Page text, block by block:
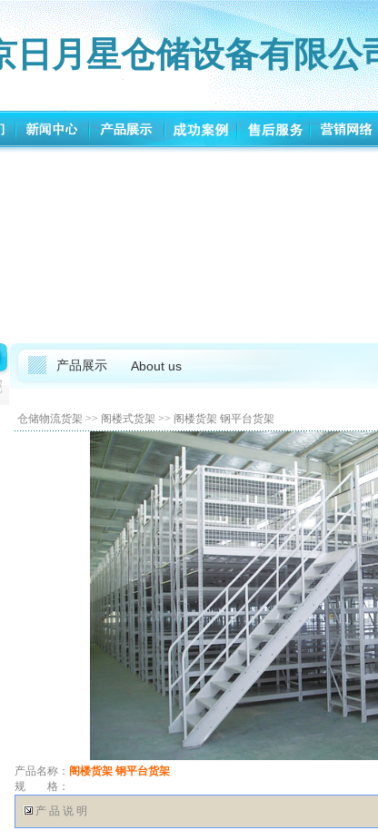
日月星仓储设备有限公
产品展示 About us
仓储物流货架 >> 阁楼式货架 >> 阁楼货架 钢平台货架
产品名称： 阁楼货架 钢平台货架
规 格：
产 品 说 明